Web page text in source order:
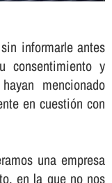
informarle antes
consentimiento y
mencionado
en cuestión con
una empresa
en la que no nos